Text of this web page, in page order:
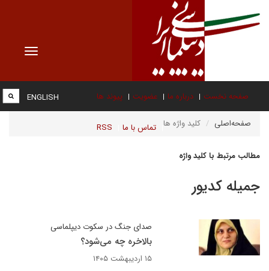
Toggle
صفحه نخست درباره ما عضویت پیوند ها
تماس با ما RSS
ENGLISH
صفحه‌اصلی کلید واژه ها
مطالب مرتبط با کلید واژه
جمیله کدیور
صدای جنگ در سکوت دیپلماسی
بالاخره چه می‌شود؟
۱۵ اردیبهشت ۱۴۰۵